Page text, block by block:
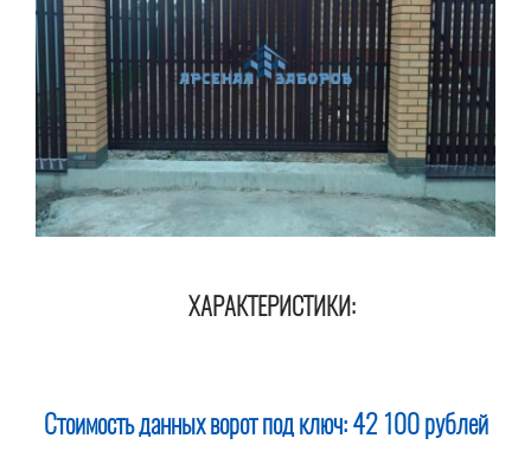
ХАРАКТЕРИСТИКИ:
Стоимость данных ворот под ключ: 42 100 рублей